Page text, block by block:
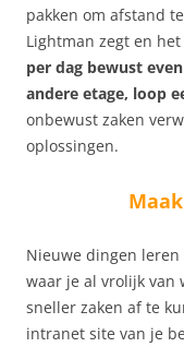
pakken om afstand
Lightman zegt en
per dag bewust
andere etage, loop
onbewust zaken
oplossingen.
Nieuwe dingen
waar je al vrolijk van
sneller zaken af te
intranet site van je